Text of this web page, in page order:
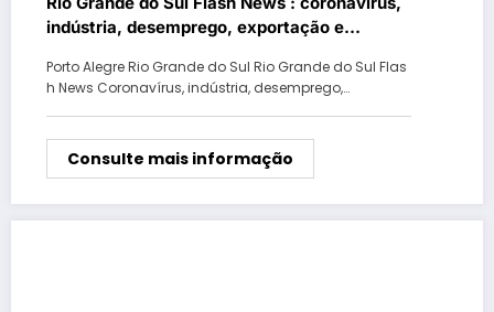
indústria, desemprego, exportação e
Porto Alegre Rio Grande do Sul Rio Grande do Sul Flas
h News Coronavírus, indústria, desemprego,…
Consulte mais informação